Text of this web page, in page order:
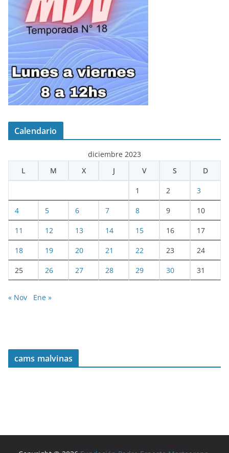
Calendario
diciembre 2023
L
M X J V S D
1 2 3
4 5 6 7 8 9 10
11 12 13 14 15 16 17
18 19 20 21 22 23 24
25 26 27 28 29 30 31
« Nov Ene »
cams malvinas